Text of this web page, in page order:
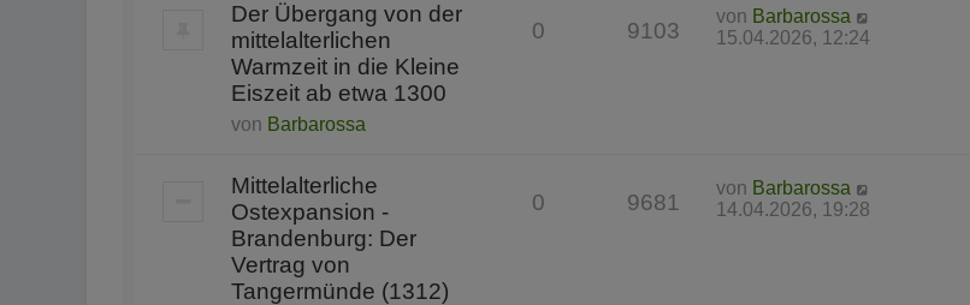
Der Übergang von der
mittelalterlichen
Warmzeit in die Kleine
Eiszeit ab etwa 1300
von Barbarossa
0 9103
von Barbarossa
15.04.2026, 12:24
Mittelalterliche
Ostexpansion -
Brandenburg: Der
Vertrag von
Tangermünde (1312)
0 9681
von Barbarossa
14.04.2026, 19:28